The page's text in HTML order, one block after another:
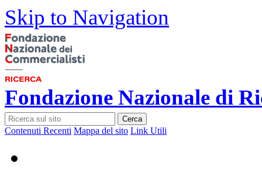
Skip to Navigation
Fondazione Nazionale di
Cerca
Contenuti Recenti Mappa del sito Link Utili